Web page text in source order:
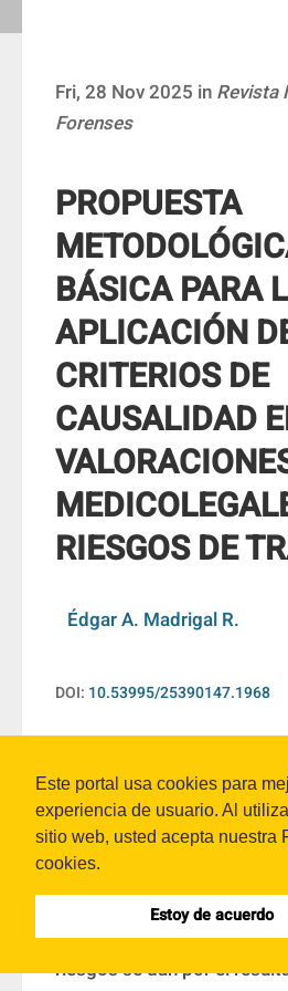
Este portal usa cookies para
experiencia de usuario. Al
sitio web, usted acepta nuestra
cookies.
Estoy de acuerdo
Fri, 28 Nov 2025 in Revista
Forenses
PROPUESTA
BÁSICA PARA
APLICACIÓN
CRITERIOS DE
CAUSALIDAD
RIESGOS DE
Édgar A. Madrigal R.
DOI: 10.53995/25390147.1968
RESUMEN
La medicina legal laboral se
valoración del daño a la
de riesgos de trabajo. En
Código de Trabajo
riesgos se dan por el